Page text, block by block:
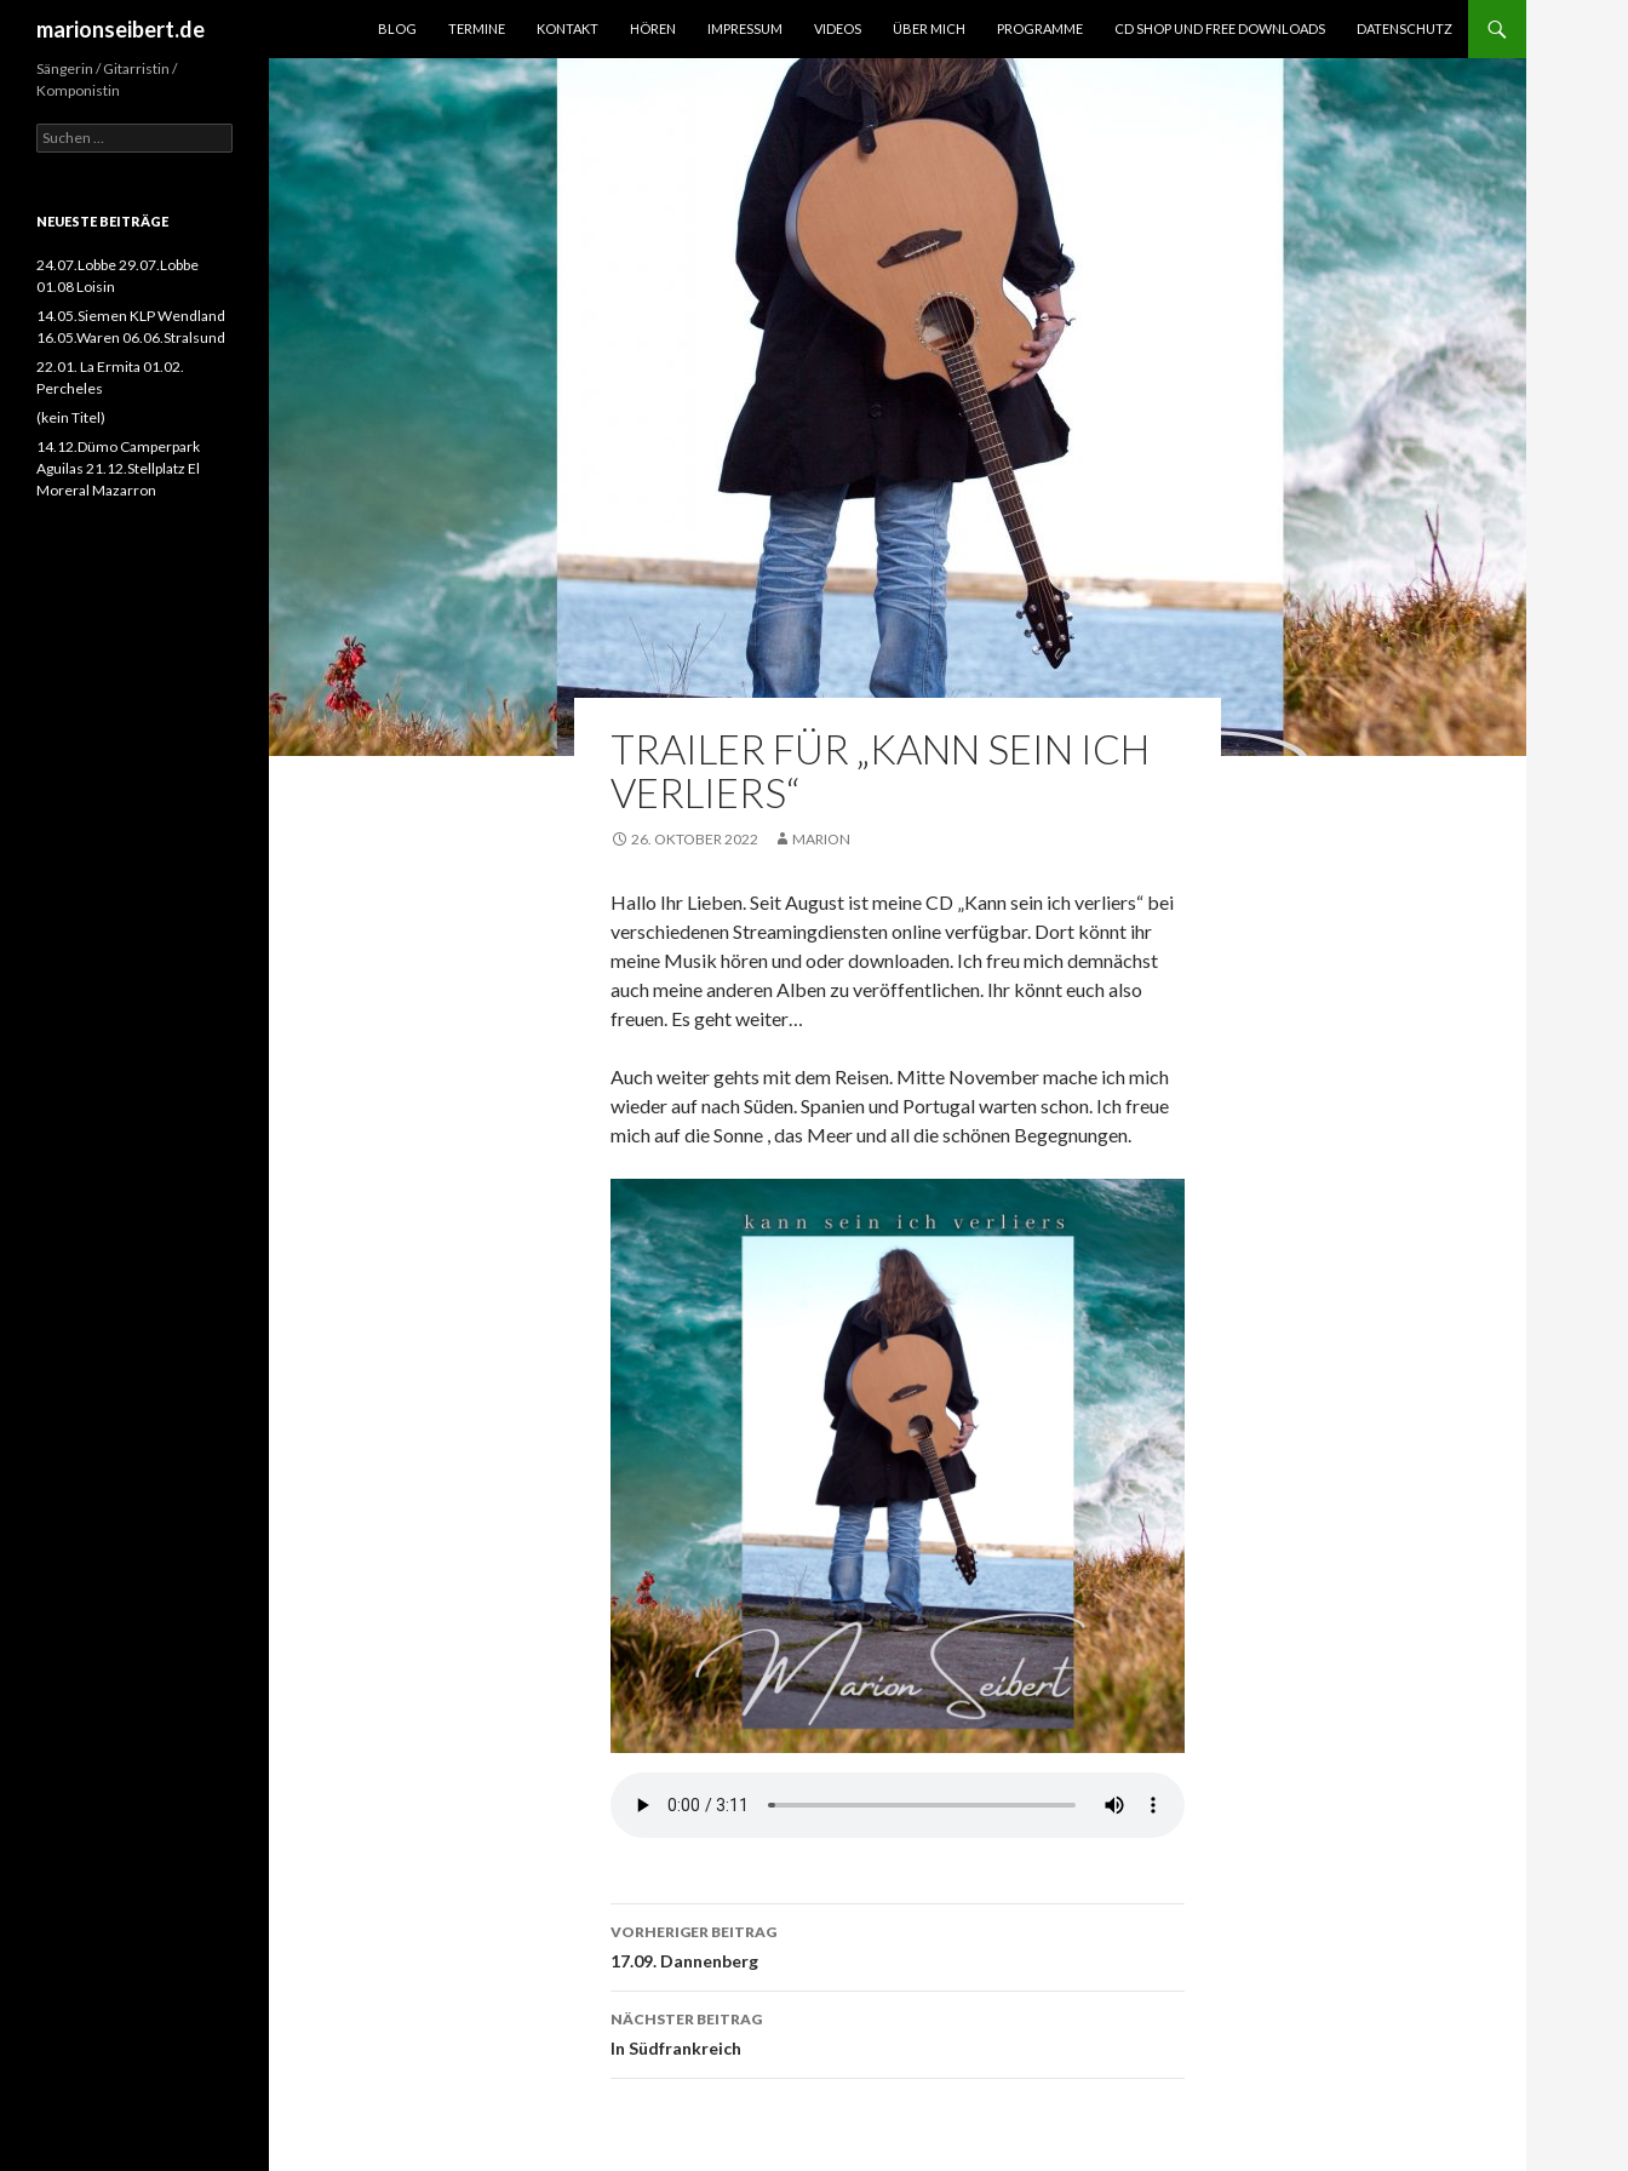
marionseibert.de
BLOG
TERMINE KONTAKT HÖREN IMPRESSUM VIDEOS ÜBER MICH PROGRAMME CD SHOP UND FREE DOWNLOADS DATENSCHUTZ
TRAILER FÜR „KANN SEIN ICH
VERLIERS“
26. OKTOBER 2022 MARION
Hallo Ihr Lieben. Seit August ist meine CD „Kann sein ich verliers“ bei
verschiedenen Streamingdiensten online verfügbar. Dort könnt ihr
meine Musik hören und oder downloaden. Ich freu mich demnächst
auch meine anderen Alben zu veröffentlichen. Ihr könnt euch also
freuen. Es geht weiter…
Auch weiter gehts mit dem Reisen. Mitte November mache ich mich
wieder auf nach Süden. Spanien und Portugal warten schon. Ich freue
mich auf die Sonne , das Meer und all die schönen Begegnungen.
Beitrags-
Navigation
VORHERIGER BEITRAG
17.09. Dannenberg
NÄCHSTER BEITRAG
In Südfrankreich
Sängerin / Gitarristin /
Komponistin
Suchen
nach:
NEUESTE BEITRÄGE
24.07.Lobbe 29.07.Lobbe
01.08 Loisin
14.05.Siemen KLP Wendland
16.05.Waren 06.06.Stralsund
22.01. La Ermita 01.02.
Percheles
(kein Titel)
14.12.Dümo Camperpark
Aguilas 21.12.Stellplatz El
Moreral Mazarron